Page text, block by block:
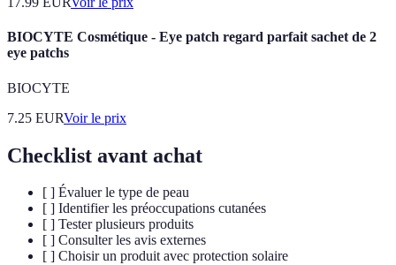
BIOCYTE Cosmétique - Eye patch regard parfait sachet de 2
eye patchs
BIOCYTE
7.25 EURVoir le prix
Checklist avant achat
[ ] Évaluer le type de peau
[ ] Identifier les préoccupations cutanées
[ ] Tester plusieurs produits
[ ] Consulter les avis externes
[ ] Choisir un produit avec protection solaire